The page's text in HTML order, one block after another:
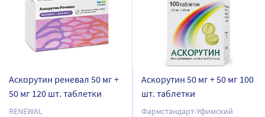
Аскорутин реневал 50 мг +
50 мг 120 шт. таблетки
RENEWAL
Аскорутин 50 мг + 50 мг 100
шт. таблетки
Фармстандарт-Уфимский